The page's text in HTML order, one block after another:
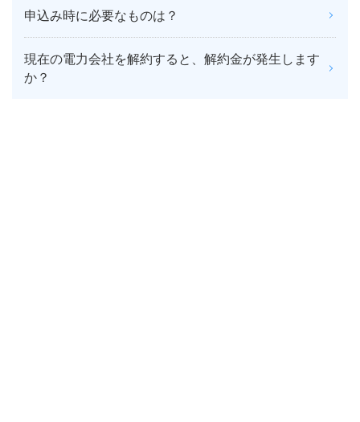
申込み時に必要なものは？
現在の電力会社を解約すると、解約金が発生します
か？